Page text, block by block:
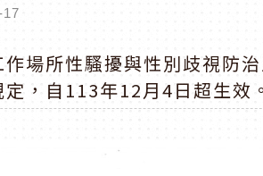
17
場所性騷擾與性別歧視防
，自113年12月4日超生效。